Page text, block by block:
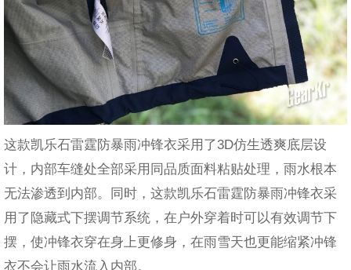
这款凯乐石雷霆防暴雨冲锋衣采用了3D仿生透爽底层设
计，内部车缝处全部采用同品质面料粘贴处理，雨水根本
无法渗透到内部。同时，这款凯乐石雷霆防暴雨冲锋衣采
用了隐藏式下摆调节系统，在户外穿着时可以有效调节下
摆，使冲锋衣穿在身上更修身，在雨雪天也更能缩紧冲锋
衣不会让雨水流入内部。